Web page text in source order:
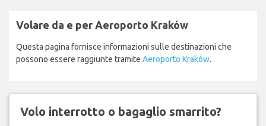
Volare da e per Aeroporto Kraków
Questa pagina fornisce informazioni sulle destinazioni che
possono essere raggiunte tramite Aeroporto Kraków.
Volo interrotto o bagaglio smarrito?